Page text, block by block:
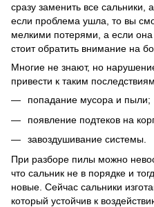
сразу заменить все сальники,
если проблема ушла, то вы
мелкими потерями, а если она
стоит обратить внимание на
Многие не знают, но
привести к таким
попадание мусора и пыли;
появление подтеков на
завоздушивание системы.
При разборе пилы можно
что сальник не в порядке и
новые. Сейчас сальники
который устойчив к